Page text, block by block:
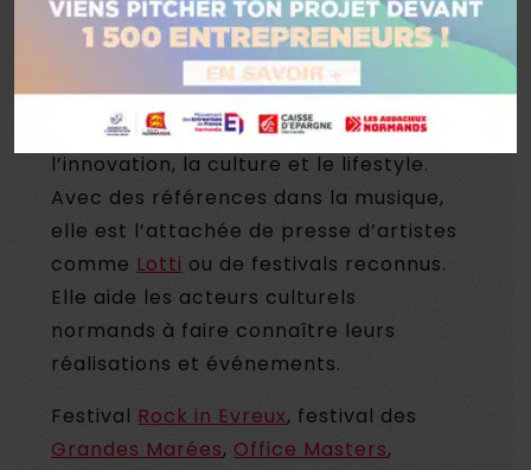
Basée à Rouen, Solène Mauro a fondé
une agence de relations presse et
influence à l’écoute des projets à
impact environnemental et sociétal,
l’innovation, la culture et le lifestyle.
Avec des références dans la musique,
elle est l’attachée de presse d’artistes
comme Lotti ou de festivals reconnus.
Elle aide les acteurs culturels
normands à faire connaître leurs
réalisations et événements.
Festival Rock in Evreux, festival des
Grandes Marées, Office Masters,